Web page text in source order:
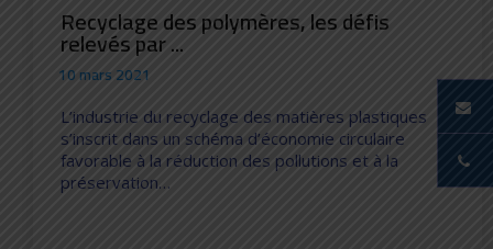
Recyclage des polymères, les défis
relevés par ...
10 mars 2021
L’industrie du recyclage des matières plastiques
s’inscrit dans un schéma d’économie circulaire
favorable à la réduction des pollutions et à la
préservation…